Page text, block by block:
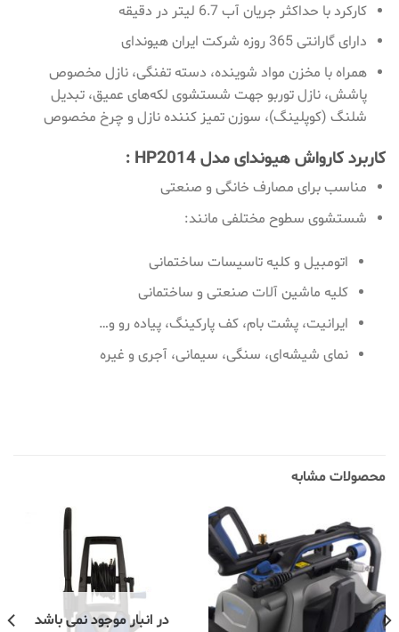
کارکرد با حداکثر جریان آب 6.7 لیتر در دقیقه
دارای گارانتی 365 روزه شرکت ایران هیوندای
همراه با مخزن مواد شوینده، دسته تفنگی، نازل مخصوص
پاشش، نازل توربو جهت شستشوی لکه‌های عمیق، تبدیل
شلنگ (کوپلینگ)، سوزن تمیز کننده نازل و چرخ مخصوص
کاربرد کارواش هیوندای مدل HP2014 :
مناسب برای مصارف خانگی و صنعتی
شستشوی سطوح مختلفی مانند:
اتومبیل و کلیه تاسیسات ساختمانی
کلیه ماشین آلات صنعتی و ساختمانی
ایرانیت، پشت بام، کف پارکینگ، پیاده رو و…
نمای شیشه‌ای، سنگی، سیمانی، آجری و غیره
محصولات مشابه
در انبار موجود نمی باشد